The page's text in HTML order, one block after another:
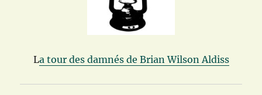
La tour des damnés de Brian Wilson Aldiss